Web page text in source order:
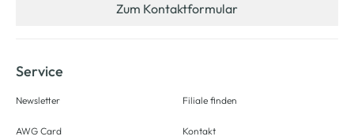
Zum Kontaktformular
Service
Newsletter
AWG Card
Filiale finden
Kontakt